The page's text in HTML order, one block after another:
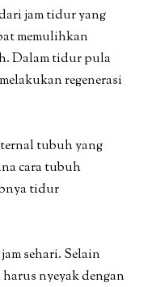
jam tidur yang
memulihkan
Dalam tidur pula
regenerasi
tubuh yang
cara tubuh
tidur
sehari. Selain
nyeyak dengan